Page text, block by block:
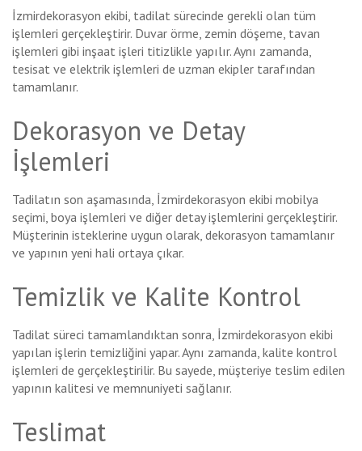
İzmirdekorasyon ekibi, tadilat sürecinde gerekli olan tüm
işlemleri gerçekleştirir. Duvar örme, zemin döşeme, tavan
işlemleri gibi inşaat işleri titizlikle yapılır. Aynı zamanda,
tesisat ve elektrik işlemleri de uzman ekipler tarafından
tamamlanır.
Dekorasyon ve Detay
İşlemleri
Tadilatın son aşamasında, İzmirdekorasyon ekibi mobilya
seçimi, boya işlemleri ve diğer detay işlemlerini gerçekleştirir.
Müşterinin isteklerine uygun olarak, dekorasyon tamamlanır
ve yapının yeni hali ortaya çıkar.
Temizlik ve Kalite Kontrol
Tadilat süreci tamamlandıktan sonra, İzmirdekorasyon ekibi
yapılan işlerin temizliğini yapar. Aynı zamanda, kalite kontrol
işlemleri de gerçekleştirilir. Bu sayede, müşteriye teslim edilen
yapının kalitesi ve memnuniyeti sağlanır.
Teslimat